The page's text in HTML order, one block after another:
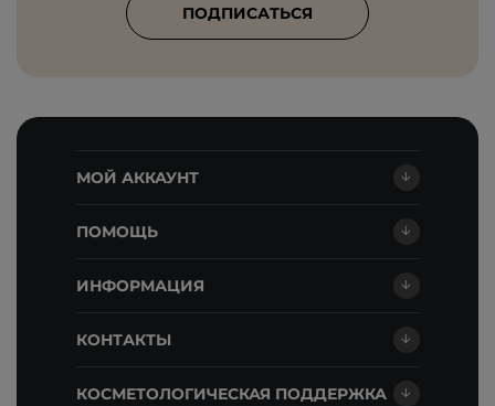
ПОДПИСАТЬСЯ
МОЙ АККАУНТ
ПОМОЩЬ
ИНФОРМАЦИЯ
КОНТАКТЫ
КОСМЕТОЛОГИЧЕСКАЯ ПОДДЕРЖКА